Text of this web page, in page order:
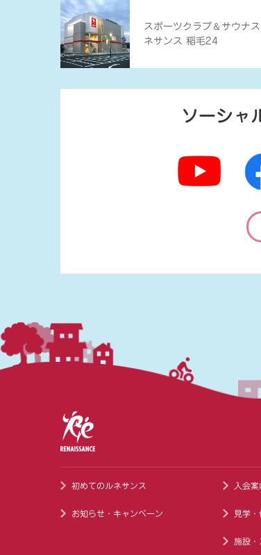
スポーツクラブ ＆ サウナ
ネサンス 稲毛24
ソーシャ
初めてのルネサンス
お知らせ・キャンペーン
入会
見学・
施設・